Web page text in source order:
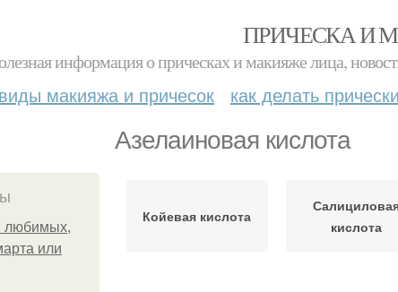
ПРИЧЕСКА И
информация о прическах и макияже лица,
виды макияжа и причесок как делать
Азелаиновая кислота
любимых,
или
Койевая кислота
кислота